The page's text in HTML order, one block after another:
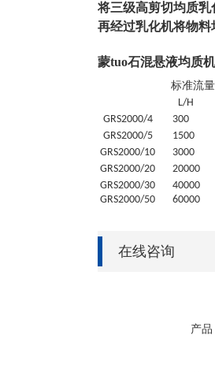
将三级高剪切均质
再经过乳化机将物
蒙tuo石混悬液均质
标准流量
L/H
GRS2000/4 300
GRS2000/5
1500
GRS2000/10
3000
GRS2000/20 20000
GRS2000/30 40000
GRS2000/50 60000
在线咨询
产品